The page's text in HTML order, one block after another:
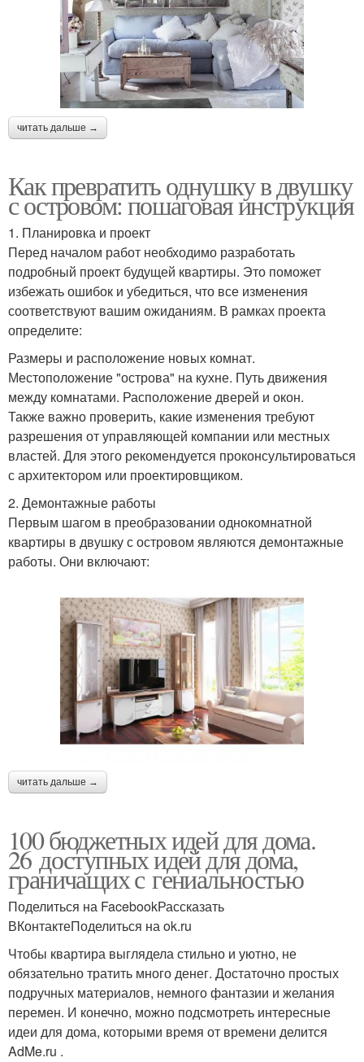
читать дальше →
Как превратить однушку в двушку
с островом: пошаговая инструкция
1. Планировка и проект
Перед началом работ необходимо разработать
подробный проект будущей квартиры. Это поможет
избежать ошибок и убедиться, что все изменения
соответствуют вашим ожиданиям. В рамках проекта
определите:
Размеры и расположение новых комнат.
Местоположение "острова" на кухне. Путь движения
между комнатами. Расположение дверей и окон.
Также важно проверить, какие изменения требуют
разрешения от управляющей компании или местных
властей. Для этого рекомендуется проконсультироваться
с архитектором или проектировщиком.
2. Демонтажные работы
Первым шагом в преобразовании однокомнатной
квартиры в двушку с островом являются демонтажные
работы. Они включают:
читать дальше →
100 бюджетных идей для дома.
26 доступных идей для дома,
граничащих с гениальностью
Поделиться на FacebookРассказать
ВКонтактеПоделиться на ok.ru
Чтобы квартира выглядела стильно и уютно, не
обязательно тратить много денег. Достаточно простых
подручных материалов, немного фантазии и желания
перемен. И конечно, можно подсмотреть интересные
идеи для дома, которыми время от времени делится
AdMe.ru .